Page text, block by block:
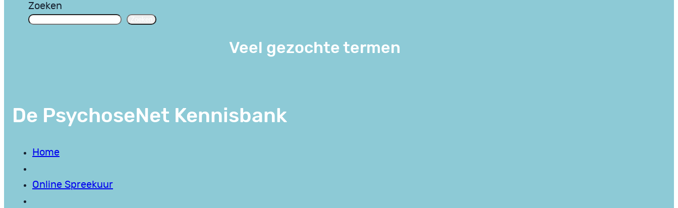
Zoeken
Veel gezochte termen
De PsychoseNet Kennisbank
Home
Online Spreekuur